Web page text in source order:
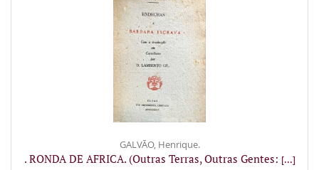
GALVÃO, Henrique.
. RONDA DE AFRICA. (Outras Terras, Outras Gentes: [...]